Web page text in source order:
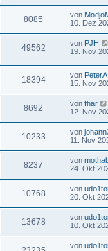
8085 von
10. Dez
49562 von PJH
19. Nov
18394 von PeterA
15. Nov
8692 von fhar
12. Nov
10233 von
11. Nov
8237 von
24. Okt
10768 von
20. Okt
13678 von
10. Okt
von